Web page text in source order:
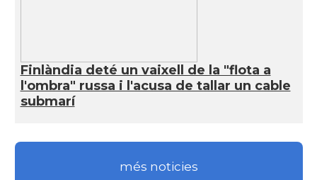
Finlàndia deté un vaixell de la "flota a
l'ombra" russa i l'acusa de tallar un cable
submarí
més noticies